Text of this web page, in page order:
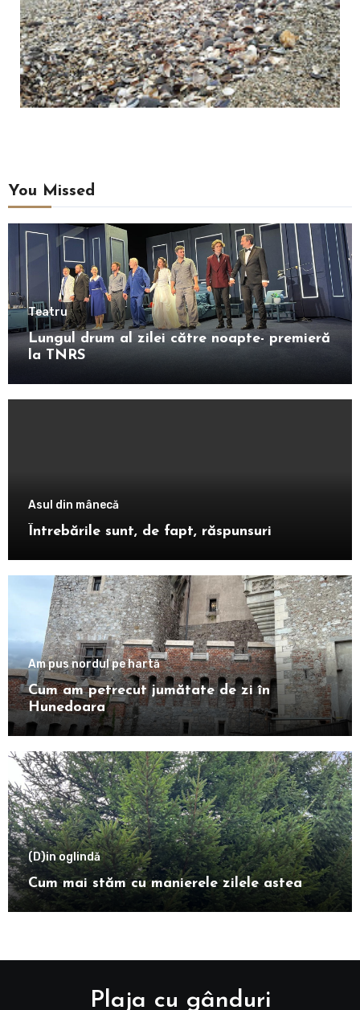
You Missed
Teatru
Lungul drum al zilei către noapte- premieră
la TNRS
Asul din mânecă
Întrebările sunt, de fapt, răspunsuri
Am pus nordul pe hartă
Cum am petrecut jumătate de zi în
Hunedoara
(D)in oglindă
Cum mai stăm cu manierele zilele astea
Plaja cu gânduri